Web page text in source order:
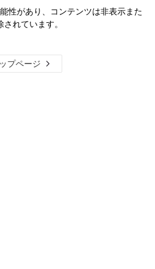
性があり、コンテンツは非表示また
されています。
プページ